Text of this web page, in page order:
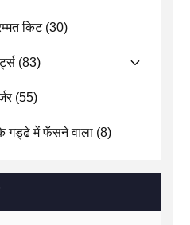
किट(30)
(83)
(55)
गड्ढे में फँसने वाला (8)